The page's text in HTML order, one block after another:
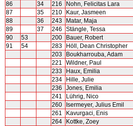
86
34 216 Nohn, Felicitas Lara
87
35 210 Kaur, Jasmeen
88
36 243 Matar, Maja
89
37 246 Stängle, Tessa
90
53 200 Bauer, Robert
91
54 283 Höll, Dean Christopher
203
Boukharrouba, Adam
221
Wildner, Paul
233
Haux, Emilia
234
Hille, Julie
236
Jones, Emilia
241
Lührig, Nico
260
Isermeyer, Julius Emil
261
Kavurgaci, Enis
264
Kottke, Zoey